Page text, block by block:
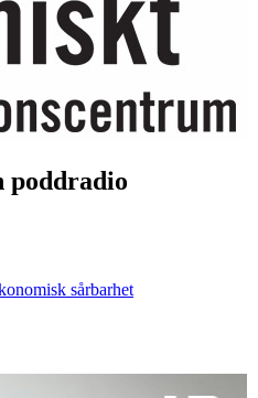
poddradio
sårbarhet